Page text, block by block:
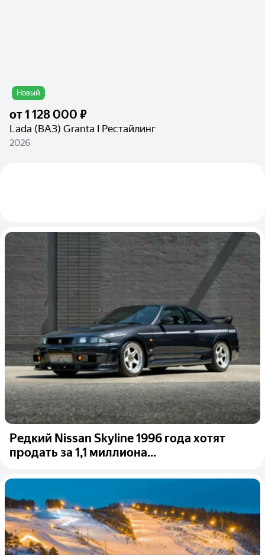
Новый
от1 128 000 ₽
Lada (ВАЗ) Granta I Рестайлинг
2026
Редкий Nissan Skyline 1996 года хотят
продать за 1,1 миллиона...